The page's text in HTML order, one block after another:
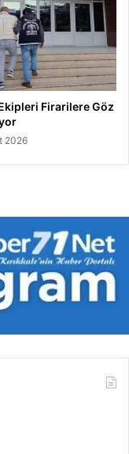
Firarilere Göz
2026